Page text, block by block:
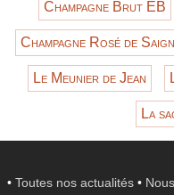
Champagne Brut EB
Champagne Rosé de
Le Meunier de Jean
La
• Toutes nos actualités •